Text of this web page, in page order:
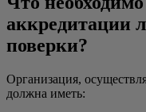
аккредитации
поверки?
Организация,
должна иметь: